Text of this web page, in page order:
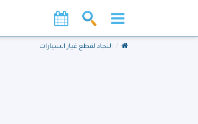
النجاد لقطع غيار السيارات